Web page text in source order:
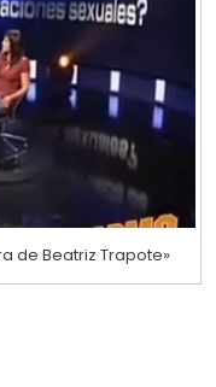
de Beatriz Trapote»